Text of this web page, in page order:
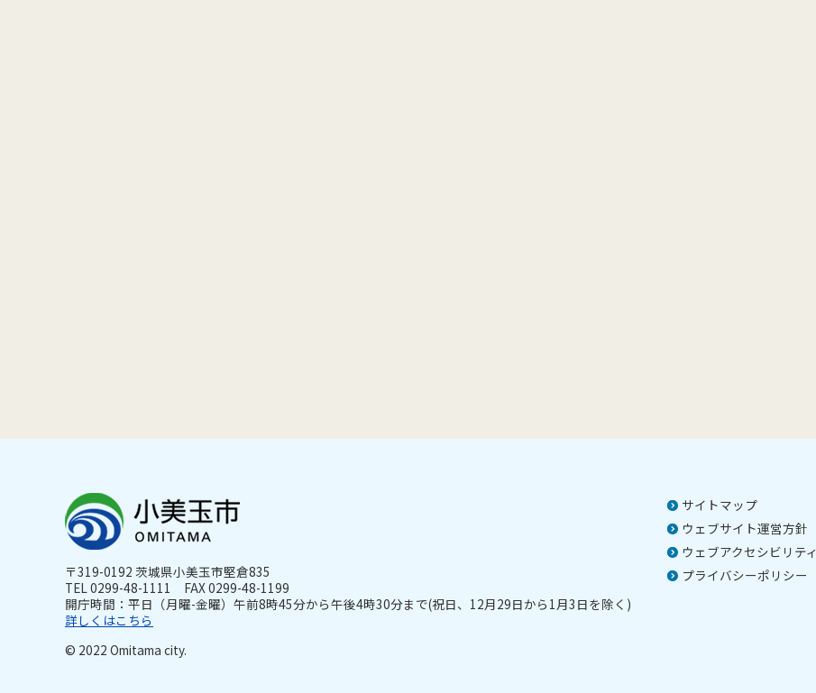
サイトマップ
ウェブサイト運営方針
ウェブアクセシビリティ
プライバシーポリシー
〒319-0192 茨城県小美玉市堅倉835
TEL 0299-48-1111 FAX 0299-48-1199
開庁時間：平日（月曜-金曜）午前8時45分から午後4時30分まで(祝日、12月29日から1月3日を除く)
詳しくはこちら
© 2022 Omitama city.